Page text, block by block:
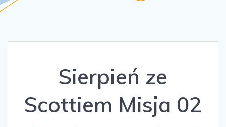
Sierpień ze
Scottiem Misja 02